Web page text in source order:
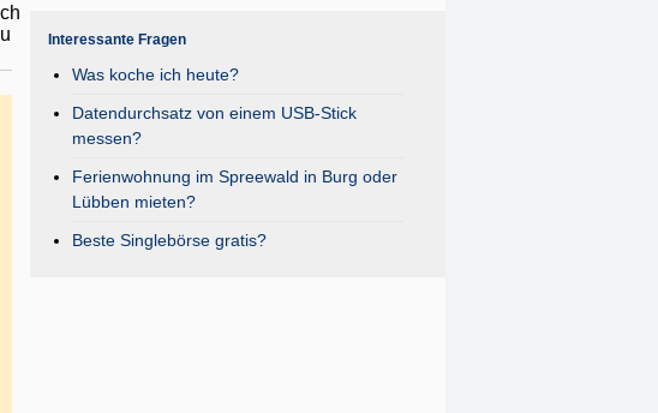
Interessante Fragen
Was koche ich heute?
Datendurchsatz von einem USB-Stick
messen?
Ferienwohnung im Spreewald in Burg oder
Lübben mieten?
Beste Singlebörse gratis?